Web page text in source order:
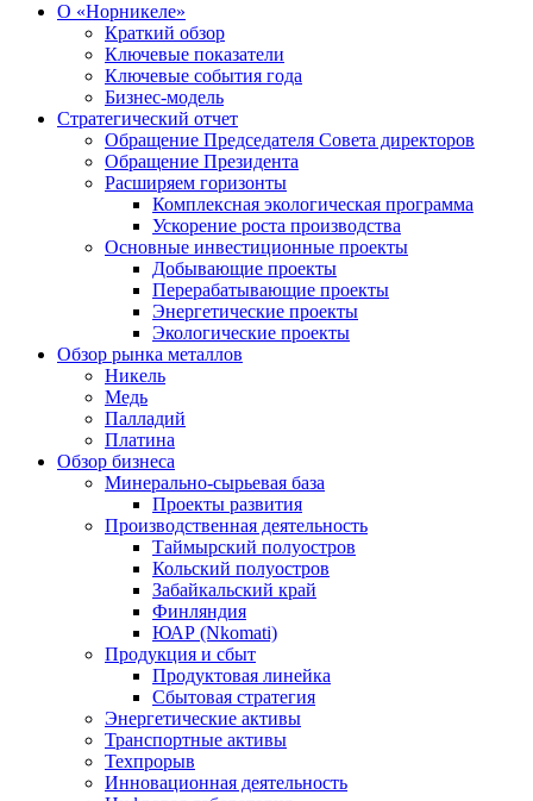
О «Норникеле»
Краткий обзор
Ключевые показатели
Ключевые события года
Бизнес-модель
Стратегический отчет
Обращение Председателя Совета директоров
Обращение Президента
Расширяем горизонты
Комплексная экологическая программа
Ускорение роста производства
Основные инвестиционные проекты
Добывающие проекты
Перерабатывающие проекты
Энергетические проекты
Экологические проекты
Обзор рынка металлов
Никель
Медь
Палладий
Платина
Обзор бизнеса
Минерально-сырьевая база
Проекты развития
Производственная деятельность
Таймырский полуостров
Кольский полуостров
Забайкальский край
Финляндия
ЮАР (Nkomati)
Продукция и сбыт
Продуктовая линейка
Сбытовая стратегия
Энергетические активы
Транспортные активы
Техпрорыв
Инновационная деятельность